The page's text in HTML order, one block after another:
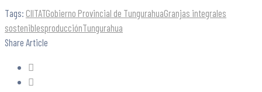
Tags: CIITATGobierno Provincial de TungurahuaGranjas integrales
sosteniblesproducciónTungurahua
Share Article